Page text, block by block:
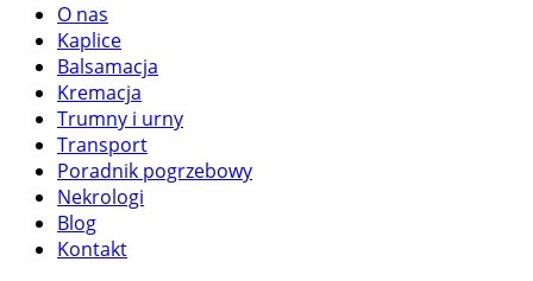
O nas
Kaplice
Balsamacja
Kremacja
Trumny i urny
Transport
Poradnik pogrzebowy
Nekrologi
Blog
Kontakt